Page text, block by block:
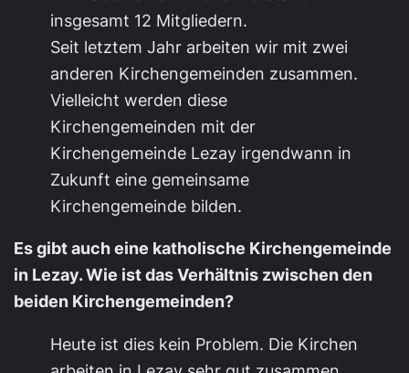
insgesamt 12 Mitgliedern.
Seit letztem Jahr arbeiten wir mit zwei
anderen Kirchengemeinden zusammen.
Vielleicht werden diese
Kirchengemeinden mit der
Kirchengemeinde Lezay irgendwann in
Zukunft eine gemeinsame
Kirchengemeinde bilden.
Es gibt auch eine katholische Kirchengemeinde
in Lezay. Wie ist das Verhältnis zwischen den
beiden Kirchengemeinden?
Heute ist dies kein Problem. Die Kirchen